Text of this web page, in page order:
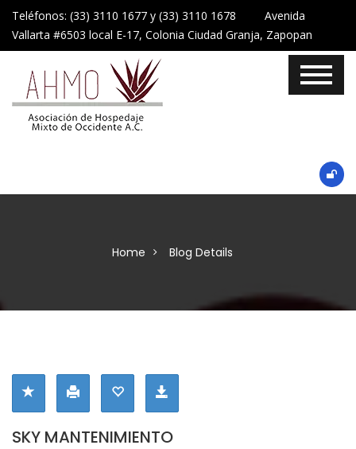
Teléfonos: (33) 3110 1677 y (33) 3110 1678 Avenida
Vallarta #6503 local E-17, Colonia Ciudad Granja, Zapopan
Home Blog Details
SKY MANTENIMIENTO